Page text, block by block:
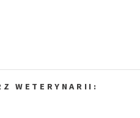
WETERYNARII: